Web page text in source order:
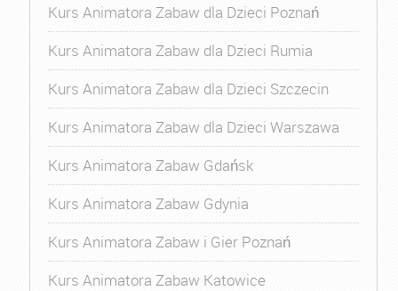
Kurs Animatora Zabaw dla Dzieci Poznań
Kurs Animatora Zabaw dla Dzieci Rumia
Kurs Animatora Zabaw dla Dzieci Szczecin
Kurs Animatora Zabaw dla Dzieci Warszawa
Kurs Animatora Zabaw Gdańsk
Kurs Animatora Zabaw Gdynia
Kurs Animatora Zabaw i Gier Poznań
Kurs Animatora Zabaw Katowice